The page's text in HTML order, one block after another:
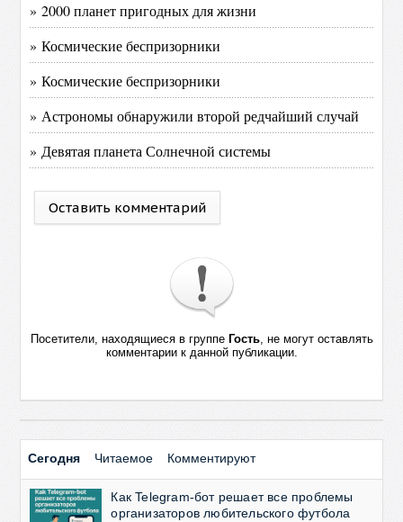
» 2000 планет пригодных для жизни
» Космические беспризорники
» Космические беспризорники
» Астрономы обнаружили второй редчайший случай
» Девятая планета Солнечной системы
Оставить комментарий
Посетители, находящиеся в группе Гость, не могут оставлять
комментарии к данной публикации.
Сегодня Читаемое Комментируют
Как Telegram-бот решает все проблемы
организаторов любительского футбола